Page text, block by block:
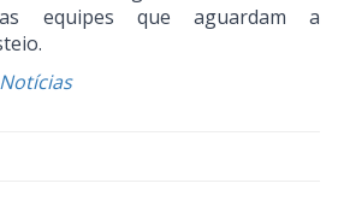
equipes que aguardam a